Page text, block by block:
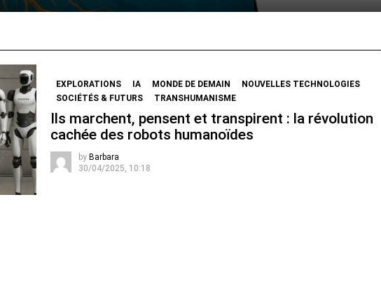
EXPLORATIONS IA MONDE DE DEMAIN
NOUVELLES TECHNOLOGIES
SOCIÉTÉS & FUTURS
TRANSHUMANISME
Ils marchent, pensent et transpirent : la révolution
cachée des robots humanoïdes
by Barbara
30/04/2025, 10:18